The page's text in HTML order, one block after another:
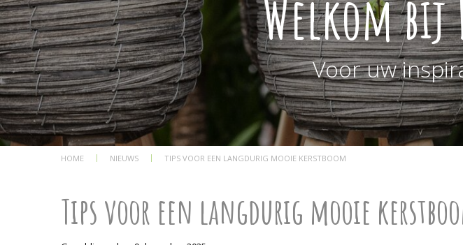
Welkom bij
Voor uw
HOME NIEUWS TIPS VOOR EEN LANGDURIG MOOIE KERSTBOOM
Tips voor een langdurig mooie